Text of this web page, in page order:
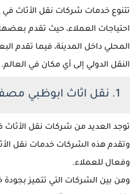
تتنوع خدمات شركات نقل الأثاث
احتياجات العملاء، حيث تقدم
المحلي داخل المدينة، فيما تقدم
النقل الدولي إلى أي مكان في العالم.
1. نقل اثاث ابوظبي مصفح
توجد العديد من شركات نقل
وتقدم هذه الشركات خدمات نقل
وفعال للعملاء.
ومن بين الشركات التي تتميز